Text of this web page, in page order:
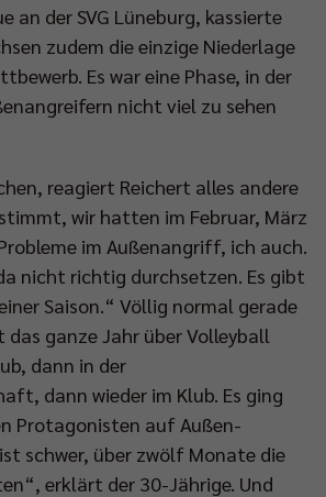
an der SVG Lüneburg, kassierte
zudem die einzige Niederlage
Es war eine Phase, in der
nicht viel zu sehen
reagiert Reichert alles andere
wir hatten im Februar, März
im Außenangriff, ich auch.
nicht richtig durchsetzen. Es gibt
Saison.“ Völlig normal gerade
das ganze Jahr über Volleyball
dann in der
dann wieder im Klub. Es ging
Protagonisten auf Außen-
schwer, über zwölf Monate die
erklärt der 30-Jährige. Und